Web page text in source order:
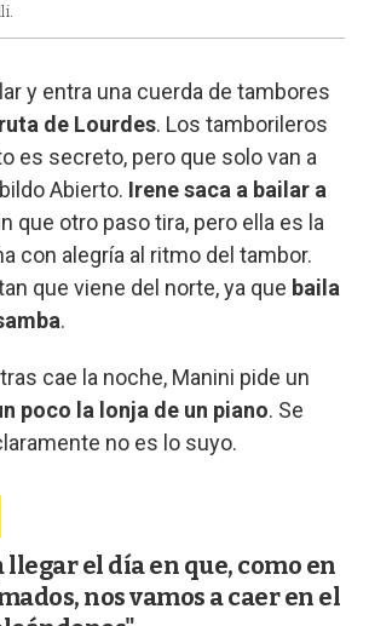
y entra una cuerda de tambores
de Lourdes. Los tamborileros
es secreto, pero que solo van a
Abierto. Irene saca a bailar a
que otro paso tira, pero ella es la
con alegría al ritmo del tambor.
que viene del norte, ya que baila
.
cae la noche, Manini pide un
poco la lonja de un piano. Se
no es lo suyo.
llegar el día en que, como en
nos vamos a caer en el